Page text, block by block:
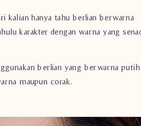
kalian hanya tahu berlian berwarna
karakter dengan warna yang
berlian yang berwarna putih
maupun corak.